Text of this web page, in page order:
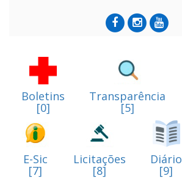
Boletins
[0]
Transparência
[5]
E-Sic
[7]
Licitações
[8]
Diário
[9]